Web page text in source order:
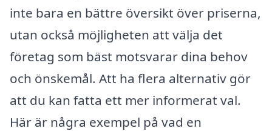
inte bara en bättre översikt över priserna,
utan också möjligheten att välja det
företag som bäst motsvarar dina behov
och önskemål. Att ha flera alternativ gör
att du kan fatta ett mer informerat val.
Här är några exempel på vad en